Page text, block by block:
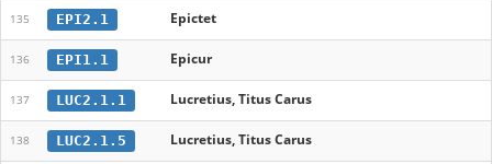
135 EPI2.1 Epictet
136 EPI1.1 Epicur
137 LUC2.1.1 Lucretius, Titus Carus
138 LUC2.1.5 Lucretius, Titus Carus